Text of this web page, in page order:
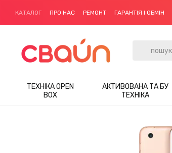
КАТАЛОГ ПРО НАС РЕМОНТ ГАРАНТІЯ І ОБМІН
ТЕХНІКА OPEN
BOX
АКТИВОВАНА ТА БУ
ТЕХНІКА